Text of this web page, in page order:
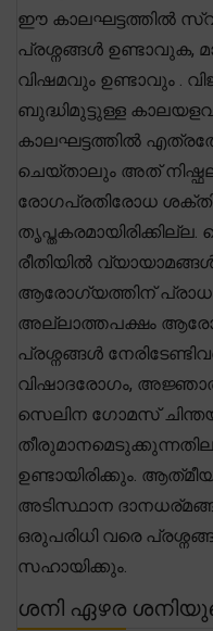
ഈ കാലഘട്ടത്തിൽ
പ്രശ്നങ്ങൾ ഉണ്ടാവുക,
വിഷമവും ഉണ്ടാവും .
ബുദ്ധിമുട്ടുള്ള
കാലഘട്ടത്തിൽ
ചെയ്താലും അത്
രോഗപ്രതിരോധ
രീതിയിൽ
ആരോഗ്യത്തിന്
അല്ലാത്തപക്ഷം
പ്രശ്നങ്ങൾ
വിഷാദരോഗം, അജ്ഞാത
സെലിന ഗോമസ്
ഉണ്ടായിരിക്കും.
അടിസ്ഥാന
ഒരുപരിധി വരെ
സഹായിക്കും.
ശനി ഏഴര